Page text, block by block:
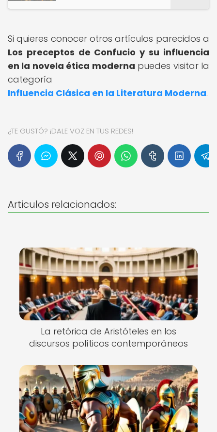
Si quieres conocer otros artículos parecidos a
Los preceptos de Confucio y su influencia
en la novela ética moderna puedes visitar la
categoría
Influencia Clásica en la Literatura Moderna.
¿TE GUSTÓ? ¡DALE VOZ EN TUS REDES!
Articulos relacionados:
La retórica de Aristóteles en los
discursos políticos contemporáneos